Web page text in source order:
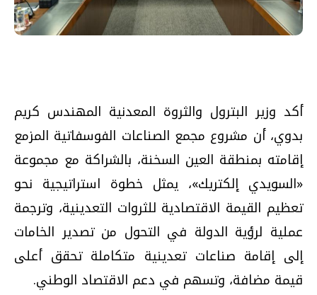
أكد وزير البترول والثروة المعدنية المهندس كريم
بدوي، أن مشروع مجمع الصناعات الفوسفاتية المزمع
إقامته بمنطقة العين السخنة، بالشراكة مع مجموعة
«السويدي إلكتريك»، يمثل خطوة استراتيجية نحو
تعظيم القيمة الاقتصادية للثروات التعدينية، وترجمة
عملية لرؤية الدولة في التحول من تصدير الخامات
إلى إقامة صناعات تعدينية متكاملة تحقق أعلى
قيمة مضافة، وتسهم في دعم الاقتصاد الوطني.